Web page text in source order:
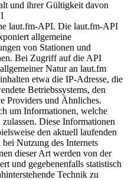
und ihrer Gültigkeit davon
laut.fm-API. Die laut.fm-API
allgemeine
von Stationen und
Bei Zugriff auf die API
Natur an laut.fm
etwa die IP-Adresse, die
Betriebssystems, den
Providers und Ähnliches.
um Informationen, welche
Diese Informationen
den aktuell laufenden
Nutzung des Internets
dieser Art werden von der
und gegebenenfalls statistisch
Technik zu